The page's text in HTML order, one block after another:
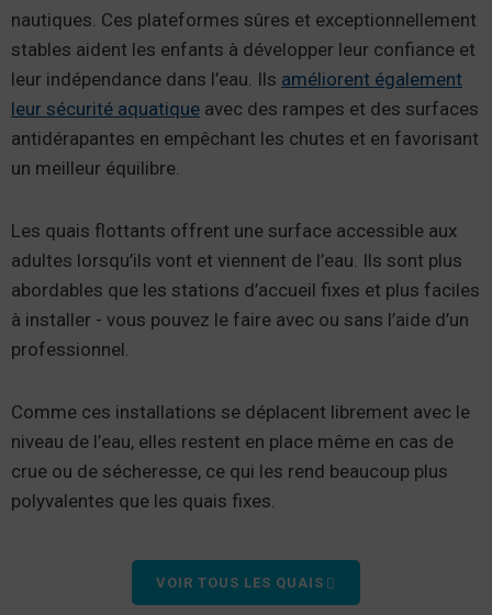
nautiques. Ces plateformes sûres et exceptionnellement
stables aident les enfants à développer leur confiance et
leur indépendance dans l’eau. Ils améliorent également
leur sécurité aquatique avec des rampes et des surfaces
antidérapantes en empêchant les chutes et en favorisant
un meilleur équilibre.
Les quais flottants offrent une surface accessible aux
adultes lorsqu’ils vont et viennent de l’eau. Ils sont plus
abordables que les stations d’accueil fixes et plus faciles
à installer - vous pouvez le faire avec ou sans l’aide d’un
professionnel.
Comme ces installations se déplacent librement avec le
niveau de l’eau, elles restent en place même en cas de
crue ou de sécheresse, ce qui les rend beaucoup plus
polyvalentes que les quais fixes.
VOIR TOUS LES QUAIS